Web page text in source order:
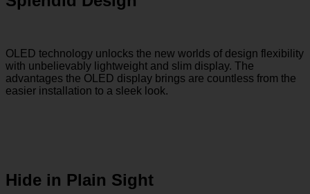
OLED technology unlocks the new worlds of design flexibility
with unbelievably lightweight and slim display. The
advantages the OLED display brings are countless from the
easier installation to a sleek look.
Hide in Plain Sight